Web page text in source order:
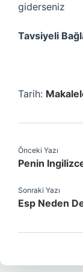
giderseniz
Tavsiyeli
Tarih:
Önceki Yazı
Penin
Sonraki Yazı
Esp Neden